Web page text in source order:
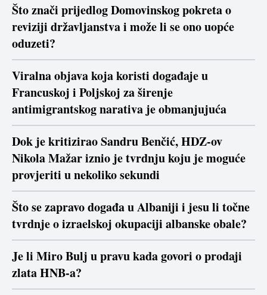
Što znači prijedlog Domovinskog pokreta o
reviziji državljanstva i može li se ono uopće
oduzeti?
Viralna objava koja koristi događaje u
Francuskoj i Poljskoj za širenje
antimigrantskog narativa je obmanjujuća
Dok je kritizirao Sandru Benčić, HDZ-ov
Nikola Mažar iznio je tvrdnju koju je moguće
provjeriti u nekoliko sekundi
Što se zapravo događa u Albaniji i jesu li točne
tvrdnje o izraelskoj okupaciji albanske obale?
Je li Miro Bulj u pravu kada govori o prodaji
zlata HNB-a?